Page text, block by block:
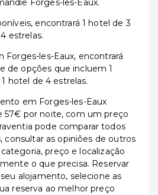
Forges-les-Eaux.
encontrará 1 hotel de 3
estrelas.
Forges-les-Eaux, encontrará
de opções que incluem 1
hotel de 4 estrelas.
em Forges-les-Eaux
57€ por noite, com um preço
pode comparar todos
consultar as opiniões de outros
preço e localização
o que precisa. Reservar
alojamento, selecione as
reserva ao melhor preço